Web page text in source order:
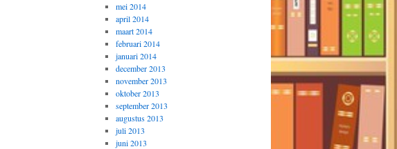
mei 2014
april 2014
maart 2014
februari 2014
januari 2014
december 2013
november 2013
oktober 2013
september 2013
augustus 2013
juli 2013
juni 2013